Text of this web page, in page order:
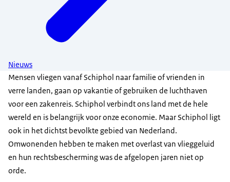
Nieuws
Mensen vliegen vanaf Schiphol naar familie of vrienden in
verre landen, gaan op vakantie of gebruiken de luchthaven
voor een zakenreis. Schiphol verbindt ons land met de hele
wereld en is belangrijk voor onze economie. Maar Schiphol ligt
ook in het dichtst bevolkte gebied van Nederland.
Omwonenden hebben te maken met overlast van vlieggeluid
en hun rechtsbescherming was de afgelopen jaren niet op
orde.